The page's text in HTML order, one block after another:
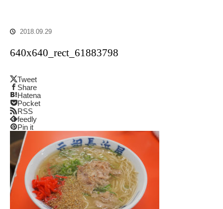
2018.09.29
640x640_rect_61883798
Tweet
Share
Hatena
Pocket
RSS
feedly
Pin it